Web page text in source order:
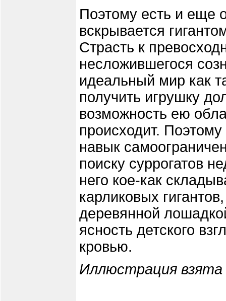
Поэтому есть и еще
вскрывается
Страсть к
несложившегося
идеальный мир как
получить игрушку
возможность ею
происходит.
навык
поиску суррогатов
него кое-как
карликовых
деревянной
ясность детского
кровью.
Иллюстрация взята